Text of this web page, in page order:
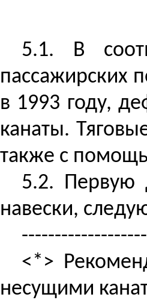
5.1. В
пассажирских
в 1993 году,
канаты.
также с
5.2. Первую
навески,
<*>
несущими